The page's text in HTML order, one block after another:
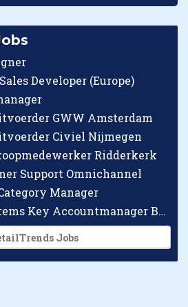
Developer (Europe)
GWW Amsterdam
Civiel Nijmegen
Ridderkerk
Support Omnichannel
Manager
Checkpoint Systems Key Accountmanager Benelux
Jobs